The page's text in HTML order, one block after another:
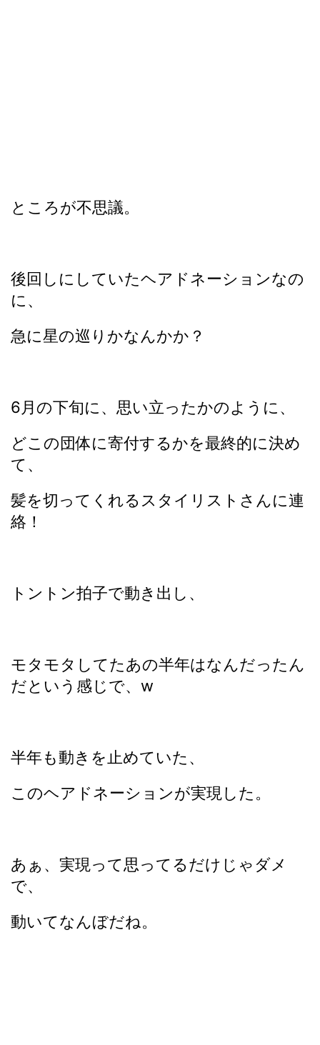
ところが不思議。
後回しにしていたヘアドネーションなの
に、
急に星の巡りかなんかか？
6月の下旬に、思い立ったかのように、
どこの団体に寄付するかを最終的に決め
て、
髪を切ってくれるスタイリストさんに連
絡！
トントン拍子で動き出し、
モタモタしてたあの半年はなんだったん
だという感じで、w
半年も動きを止めていた、
このヘアドネーションが実現した。
あぁ、実現って思ってるだけじゃダメ
で、
動いてなんぼだね。